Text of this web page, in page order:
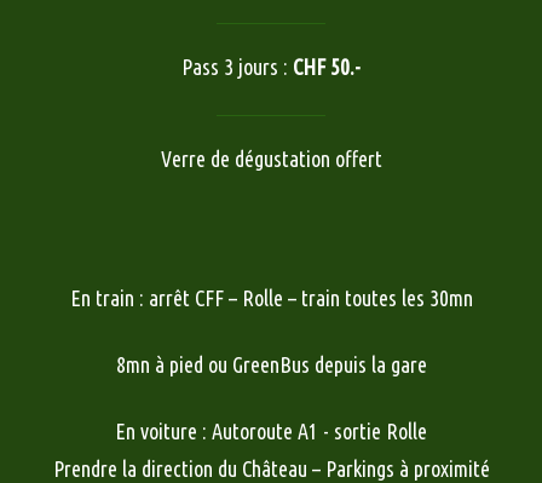
Pass 3 jours : CHF 50.-
Verre de dégustation offert
En train : arrêt CFF – Rolle – train toutes les 30mn
8mn à pied ou GreenBus depuis la gare
En voiture : Autoroute A1 - sortie Rolle
Prendre la direction du Château – Parkings à proximité